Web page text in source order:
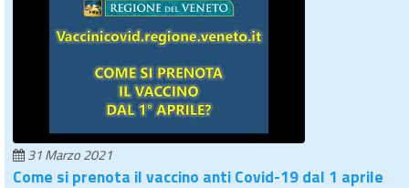
31 Marzo 2021
Come si prenota il vaccino anti Covid-19 dal 1 aprile